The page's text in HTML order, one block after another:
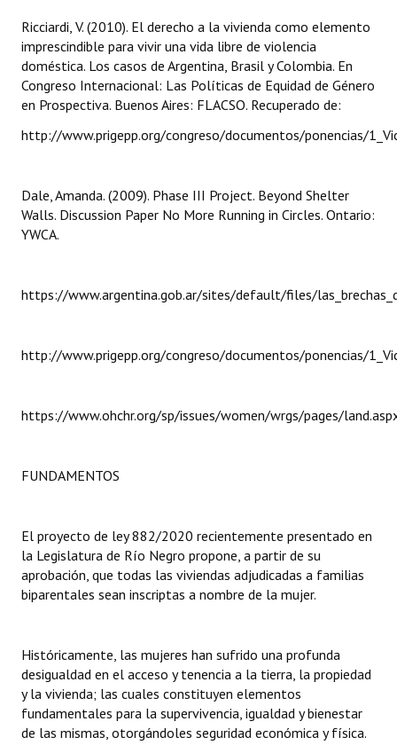
Mujeres que Dejaron Huellas - Registro
Periodistas Decanos - Registro
Ciudadano Ilustre - Registro
Banca del Vecino - Registro
Antiguos Pobladores - Registro
Bariloche, Municipio intercultural
REFORMA DE LA CARTA ORGÁNICA
Ricciardi, V. (2010). El derecho a la vivienda como elemento
imprescindible para vivir una vida libre de violencia
doméstica. Los casos de Argentina, Brasil y Colombia. En
Congreso Internacional: Las Políticas de Equidad de Género
en Prospectiva. Buenos Aires: FLACSO. Recuperado de:
http://www.prigepp.org/congreso/documentos/ponencias/
Dale, Amanda. (2009). Phase III Project. Beyond Shelter
Walls. Discussion Paper No More Running in Circles. Ontario:
YWCA.
https://www.argentina.gob.ar/sites/default/files/
http://www.prigepp.org/congreso/documentos/ponencias/
https://www.ohchr.org/sp/issues/women/wrgs/pages/
FUNDAMENTOS
El proyecto de ley 882/2020 recientemente presentado en
la Legislatura de Río Negro propone, a partir de su
aprobación, que todas las viviendas adjudicadas a familias
biparentales sean inscriptas a nombre de la mujer.
Históricamente, las mujeres han sufrido una profunda
desigualdad en el acceso y tenencia a la tierra, la propiedad
y la vivienda; las cuales constituyen elementos
fundamentales para la supervivencia, igualdad y bienestar
de las mismas, otorgándoles seguridad económica y física.